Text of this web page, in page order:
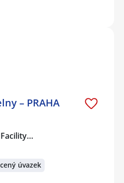
– PRAHA
Facility…
úvazek